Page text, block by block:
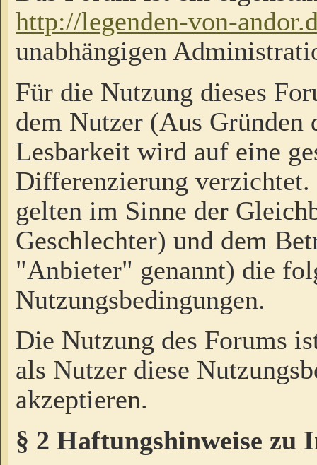
http://legenden-von-
unabhängigen
Für die Nutzung dieses
dem Nutzer (Aus Gründen
Lesbarkeit wird auf eine
Differenzierung
gelten im Sinne der
Geschlechter) und dem
"Anbieter" genannt) die
Nutzungsbedingungen.
Die Nutzung des Forums
als Nutzer diese
akzeptieren.
§ 2 Haftungshinweise zu